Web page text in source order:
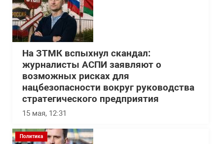
На ЗТМК вспыхнул скандал:
журналисты АСПИ заявляют о
возможных рисках для
нацбезопасности вокруг руководства
стратегического предприятия
15 мая, 12:31
Политика